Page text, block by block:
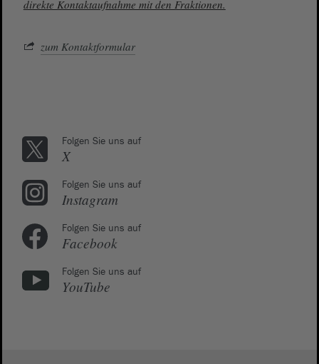
direkte Kontaktaufnahme mit den Fraktionen.
zum Kontaktformular
Folgen Sie uns auf
X
Folgen Sie uns auf
Instagram
Folgen Sie uns auf
Facebook
Folgen Sie uns auf
YouTube